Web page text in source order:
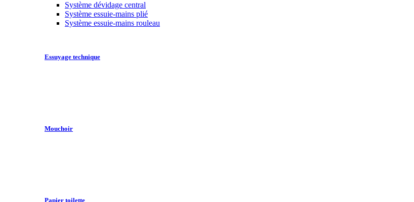
Système dévidage central
Système essuie-mains plié
Système essuie-mains rouleau
Essuyage technique
Mouchoir
Papier toilette